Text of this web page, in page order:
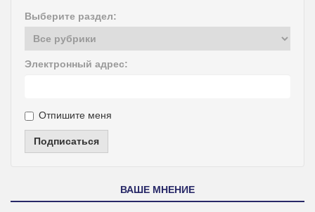
Выберите раздел:
Электронный адрес:
Отпишите меня
Подписаться
ВАШЕ МНЕНИЕ